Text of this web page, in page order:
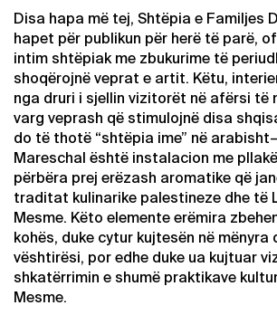
Disa hapa më tej, Shtëpia e Familjes
hapet për publikun për herë të parë,
intim shtëpiak me zbukurime të
shoqërojnë veprat e artit. Këtu,
nga druri i sjellin vizitorët në afërsi të
varg veprash që stimulojnë disa
do të thotë “shtëpia ime” në
Mareschal është instalacion me
përbëra prej erëzash aromatike që
traditat kulinarike palestineze dhe të
Mesme. Këto elemente erëmira
kohës, duke cytur kujtesën në mënyra
vështirësi, por edhe duke ua kujtuar
shkatërrimin e shumë praktikave
Mesme.